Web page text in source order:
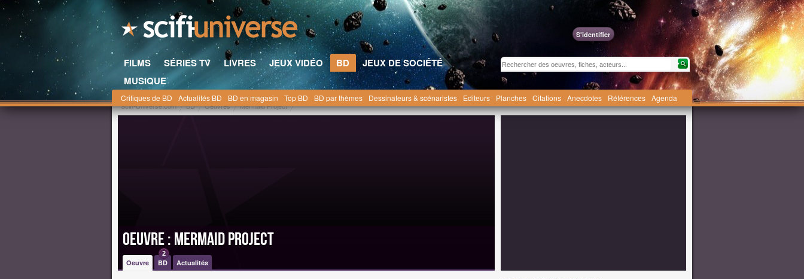
S'identifier
FILMS SÉRIES TV LIVRES JEUX VIDÉO BD
JEUX DE SOCIÉTÉ
MUSIQUE
Critiques de BD Actualités BD BD en magasin Top BD BD par thèmes Dessinateurs & scénaristes Editeurs Planches Citations Anecdotes Références Agenda
Scifi-Universe.com BD Oeuvres Mermaid Project
Oeuvre : Mermaid Project
Oeuvre BD
2
Actualités